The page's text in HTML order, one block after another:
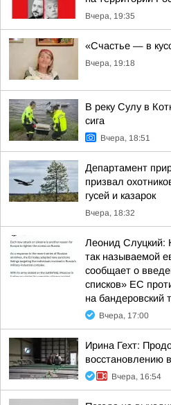
Вчера, 19:35
«Счастье — в
Вчера, 19:18
В реку Сулу в
сига
Вчера, 18:51
Департамент
призвал
гусей и казарок
Вчера, 18:32
Леонид Слуцкий:
так называемой
сообщает о
списков» ЕС
на бандеровский
Вчера, 17:00
Ирина Гехт:
восстановлению
Вчера, 16:54